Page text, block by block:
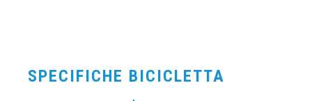
SPECIFICHE BICICLETTA